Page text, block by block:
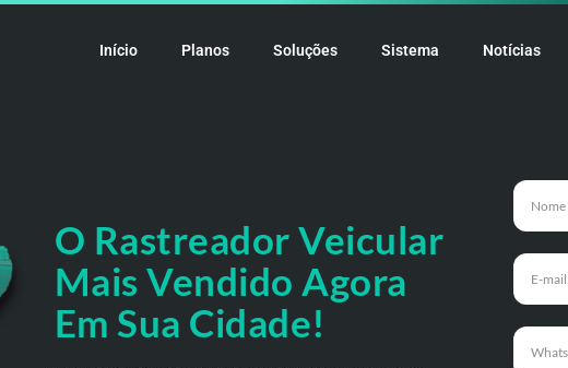
Início Planos Soluções Sistema Notícias
O RastreadorVeicular
Mais Vendido Agora
Em Sua Cidade!